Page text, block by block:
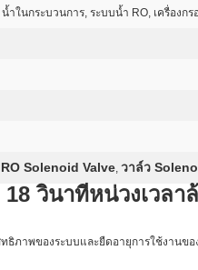
ำในกระบวนการ, ระบบน้ำ RO, เครื่องก
Solenoid Valve, วาล์ว
วินาทีหน่วงเวล
ธิภาพของระบบและยืดอายุการใช้งานข